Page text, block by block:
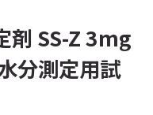
剤 SS-Z 3mg
分測定用試